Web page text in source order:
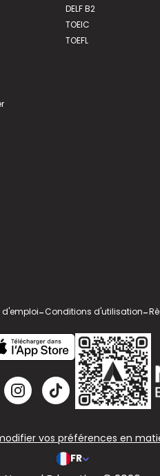
DELF B2
TOEIC
TOEFL
d'emploi-Conditions d'utilisation-
vos préférences en
FR